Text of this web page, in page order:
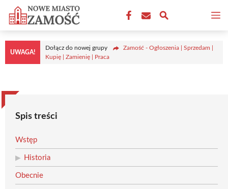
Przejdź
treści
UWAGA!
Dołącz do nowej grupy
Zamość - Ogłoszenia | Sprzedam |
Kupię | Zamienię | Praca
Spis treści
Wstęp
Historia
Obecnie